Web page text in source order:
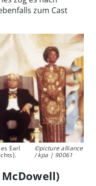
zum Cast
Earl
©picture alliance
/ kpa | 90061
McDowell)